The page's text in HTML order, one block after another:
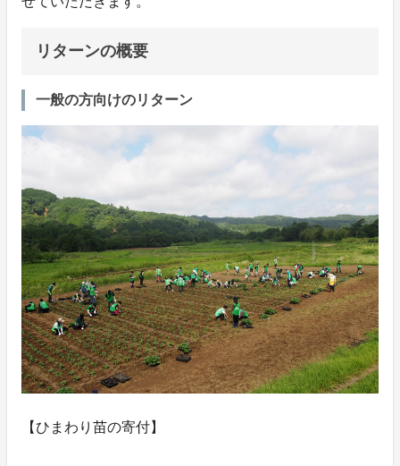
リターンの概要
一般の方向けのリターン
【ひまわり苗の寄付】